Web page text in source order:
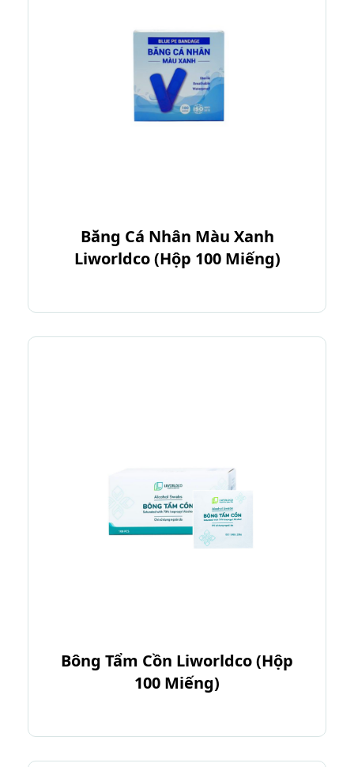
Băng Cá Nhân Màu Xanh
Liworldco (Hộp 100 Miếng)
Bông Tẩm Cồn Liworldco (Hộp
100 Miếng)